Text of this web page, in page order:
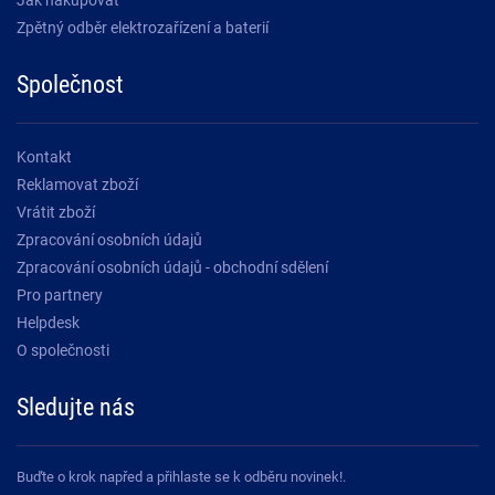
Zpětný odběr elektrozařízení a baterií
Společnost
Kontakt
Reklamovat zboží
Vrátit zboží
Zpracování osobních údajů
Zpracování osobních údajů - obchodní sdělení
Pro partnery
Helpdesk
O společnosti
Sledujte nás
Buďte o krok napřed a přihlaste se k odběru novinek!.